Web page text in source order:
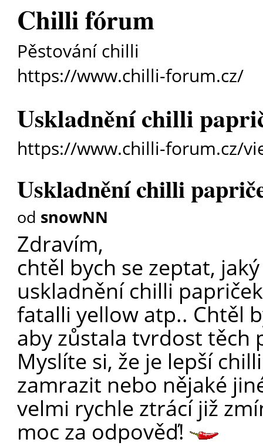
Chilli fórum
Pěstování chilli
https://www.chilli-forum.cz/
Uskladnění chilli
https://www.chilli-forum.cz/
Uskladnění chilli
od snowNN
Zdravím,
chtěl bych se zeptat,
uskladnění chilli
fatalli yellow atp.. Chtěl
aby zůstala tvrdost těch
Myslíte si, že je lepší
zamrazit nebo nějaké
velmi rychle ztrácí již
moc za odpověď!